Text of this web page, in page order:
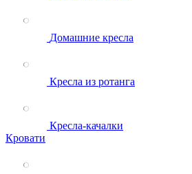
Домашние кресла
Кресла из ротанга
Кресла-качалки
Кровати